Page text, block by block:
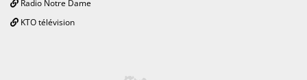
Radio Notre Dame
KTO télévision